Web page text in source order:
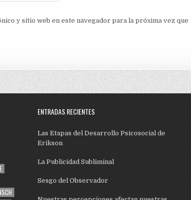
y sitio web en este navegador para la próxima vez que
ENTRADAS RECIENTES
Las Etapas del Desarrollo Psicosocial de
Erikson
La Publicidad Subliminal
Sesgo del Observador